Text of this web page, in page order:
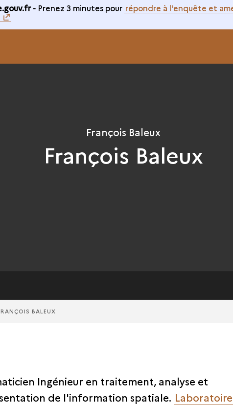
- Prenez 3 minutes pour répondre à l'enquête et
François Baleux
François Baleux
BALEUX
Ingénieur en traitement, analyse et
de l'information spatiale. Laboratoire